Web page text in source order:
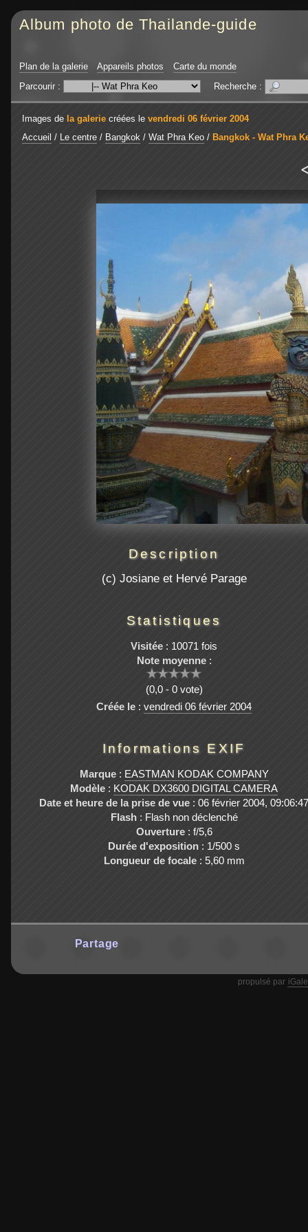
Album photo de Thailande-guide
Plan de la galerie Appareils photos
Carte du monde
Parcourir :
Recherche :
Images de la galerie créées le vendredi 06 février 2004
Accueil / Le centre / Bangkok / Wat Phra Keo / Bangkok - Wat Phra
Description
(c) Josiane et Hervé Parage
Statistiques
Visitée : 10071 fois
Note moyenne:
(0,0 - 0 vote)
Créée le : vendredi 06 février 2004
Informations EXIF
Marque: EASTMAN KODAK COMPANY
Modèle : KODAK DX3600 DIGITAL CAMERA
Date et heure de la prise de vue : 06 février 2004, 09:06:47
Flash: Flash non déclenché
Ouverture: f/5,6
Durée d'exposition : 1/500 s
Longueur de focale: 5,60 mm
Partage
propulsé par